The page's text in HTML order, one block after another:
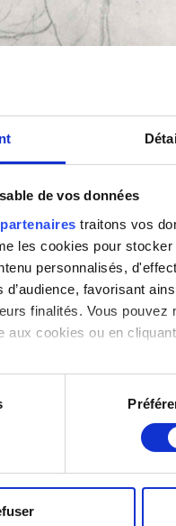
de vos données
traitons vos
les cookies pour
personnalisés,
d’audience, favorisant
finalités. Vous
aux cookies ou en
nous aimerions
informations sur votre